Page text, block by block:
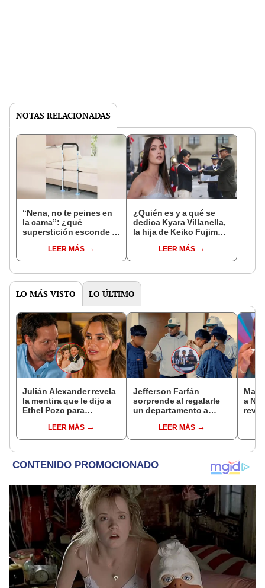
NOTAS RELACIONADAS
“Nena, no te peines en
la cama”: ¿qué
superstición esconde la
Enanitos Verdes?
LEER MÁS
¿Quién es y a qué se
dedica Kyara Villanella,
la hija de Keiko Fujimori
nivel nacional?
LEER MÁS
LO MÁS VISTO LO ÚLTIMO
Julián Alexander revela
la mentira que le dijo a
Ethel Pozo para
hubiéramos salido”
LEER MÁS
Jefferson Farfán
sorprende al regalarle
un departamento a
fútbol: "Lo hago de
corazón"
LEER MÁS
a
más